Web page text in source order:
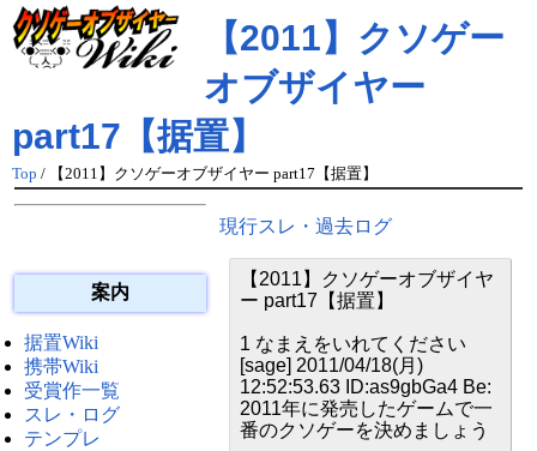
【2011】クソゲー
オブザイヤー
part17【据置】
Top / 【2011】クソゲーオブザイヤー part17【据置】
案内
据置Wiki
携帯Wiki
受賞作一覧
スレ・ログ
テンプレ
現行スレ・過去ログ
【2011】クソゲーオブザイヤ
ー part17【据置】
1 なまえをいれてください
[sage] 2011/04/18(月)
12:52:53.63 ID:as9gbGa4 Be:
2011年に発売したゲームで一
番のクソゲーを決めましょう